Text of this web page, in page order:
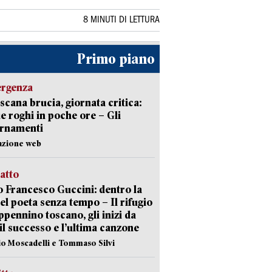
8 MINUTI DI LETTURA
Primo piano
brucia, giornata critica:
roghi in poche ore – Gli
web
Francesco Guccini: dentro la
poeta senza tempo – Il rifugio
toscano, gli inizi da
successo e l’ultima canzone
Moscadelli e Tommaso Silvi